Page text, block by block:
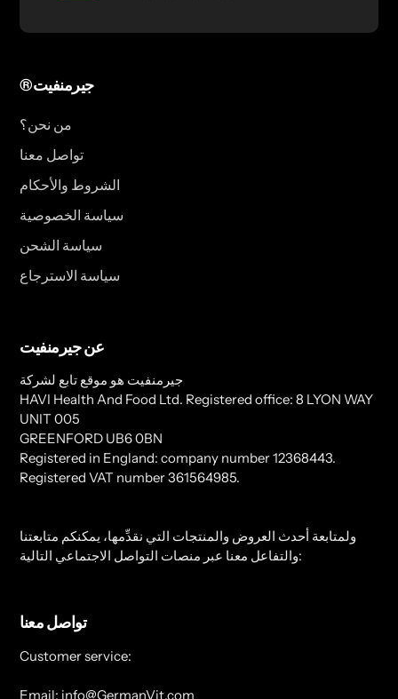
®جيرمنفيت
من نحن؟
تواصل معنا
الشروط والأحكام
سياسة الخصوصية
سياسة الشحن
سياسة الاسترجاع
عن جيرمنفيت
جيرمنفيت هو موقع تابع لشركة
HAVI Health And Food Ltd. Registered office: 8 LYON WAY
UNIT 005
GREENFORD UB6 0BN
Registered in England: company number 12368443.
Registered VAT number 361564985.
ولمتابعة أحدث العروض والمنتجات التي نقدِّمها، يمكنكم متابعتنا
والتفاعل معنا عبر منصات التواصل الاجتماعي التالية:
تواصل معنا
Customer service:
Email: info@GermanVit.com